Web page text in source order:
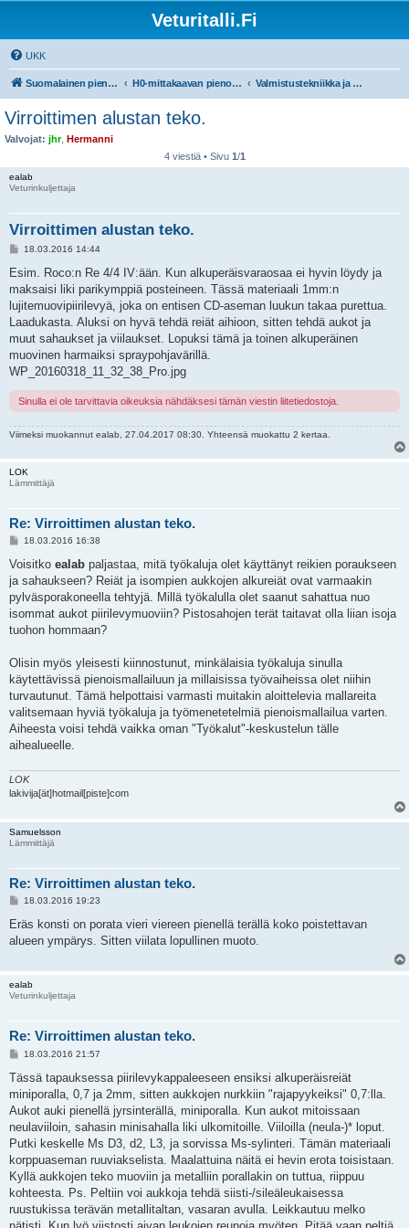
Veturitalli.Fi
UKK
Suomalainen pienoisrautatiefoorumi H0-mittakaavan pienoisrautatiet Valmistustekniikka ja työvälineet
Virroittimen alustan teko.
Valvojat: jhr, Hermanni
4 viestiä • Sivu 1/1
ealab
Veturinkuljettaja
Virroittimen alustan teko.
V
e
t
i
18.03.2016 14:44
Esim. Roco:n Re 4/4 IV:ään. Kun alkuperäisvaraosaa ei hyvin löydy ja
maksaisi liki parikymppiä posteineen. Tässä materiaali 1mm:n
lujitemuovipiirilevyä, joka on entisen CD-aseman luukun takaa purettua.
Laadukasta. Aluksi on hyvä tehdä reiät aihioon, sitten tehdä aukot ja
muut sahaukset ja viilaukset. Lopuksi tämä ja toinen alkuperäinen
muovinen harmaiksi spraypohjavärillä.
WP_20160318_11_32_38_Pro.jpg
Sinulla ei ole tarvittavia oikeuksia nähdäksesi tämän viestin liitetiedostoja.
Viimeksi muokannut ealab , 27.04.2017 08:30. Yhteensä muokattu 2 kertaa.
LOK
Lämmittäjä
Re: Virroittimen alustan teko.
V
e
t
i
18.03.2016 16:38
Voisitko ealab paljastaa, mitä työkaluja olet käyttänyt reikien poraukseen
ja sahaukseen? Reiät ja isompien aukkojen alkureiät ovat varmaakin
pylväsporakoneella tehtyjä. Millä työkalulla olet saanut sahattua nuo
isommat aukot piirilevymuoviin? Pistosahojen terät taitavat olla liian isoja
tuohon hommaan?
Olisin myös yleisesti kiinnostunut, minkälaisia työkaluja sinulla
käytettävissä pienoismallailuun ja millaisissa työvaiheissa olet niihin
turvautunut. Tämä helpottaisi varmasti muitakin aloittelevia mallareita
valitsemaan hyviä työkaluja ja työmenetetelmiä pienoismallailua varten.
Aiheesta voisi tehdä vaikka oman "Työkalut"-keskustelun tälle
aihealueelle.
LOK
lakivija[ät]hotmail[piste]com
Samuelsson
Lämmittäjä
Re: Virroittimen alustan teko.
V
e
t
18.03.2016 19:23
Eräs konsti on porata vieri viereen pienellä terällä koko poistettavan
alueen ympärys. Sitten viilata lopullinen muoto.
ealab
Veturinkuljettaja
Re: Virroittimen alustan teko.
V
e
t
18.03.2016 21:57
Tässä tapauksessa piirilevykappaleeseen ensiksi alkuperäisreiät
miniporalla, 0,7 ja 2mm, sitten aukkojen nurkkiin "rajapyykeiksi" 0,7:lla.
Aukot auki pienellä jyrsinterällä, miniporalla. Kun aukot mitoissaan
neulaviiloin, sahasin minisahalla liki ulkomitoille. Viiloilla (neula-)* loput.
Putki keskelle Ms D3, d2, L3, ja sorvissa Ms-sylinteri. Tämän materiaali
korppuaseman ruuviakselista. Maalattuina näitä ei hevin erota toisistaan.
Kyllä aukkojen teko muoviin ja metalliin porallakin on tuttua, riippuu
kohteesta. Ps. Peltiin voi aukkoja tehdä siisti-/sileäleukaisessa
ruustukissa terävän metallitaltan, vasaran avulla. Leikkautuu melko